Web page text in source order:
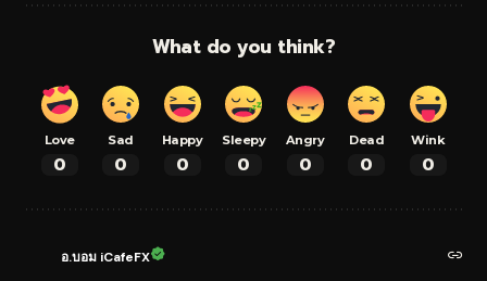
What do you think?
Love
0
Sad
0
Happy
0
Sleepy
0
Angry
0
Dead
0
Wink
0
อ.บอม iCafeFX